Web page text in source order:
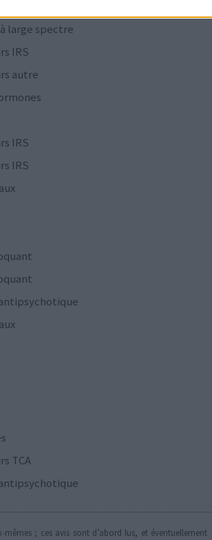
large spectre
IRS
autre
IRS
IRS
TCA
; ces avis sont d’abord lus, et éventuellement